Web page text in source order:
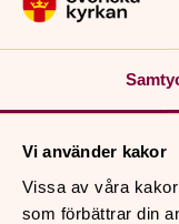
Vi använder kakor
Vissa av våra
som förbättrar din
Hässleholms